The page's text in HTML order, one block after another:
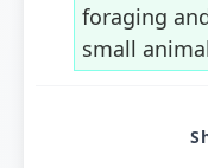
foraging
small